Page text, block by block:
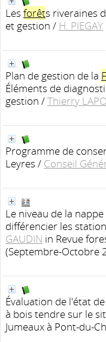
Les forêts riveraines
et gestion / H. PIEGAY
Plan de gestion de la
Éléments de
gestion /Thierry
Programme de
Leyres / Conseil
Le niveau de la nappe
différencier les
GAUDIN in Revue
(Septembre-Octobre
Évaluation de l'état
à bois tendre sur le
Jumeaux à Pont-du-